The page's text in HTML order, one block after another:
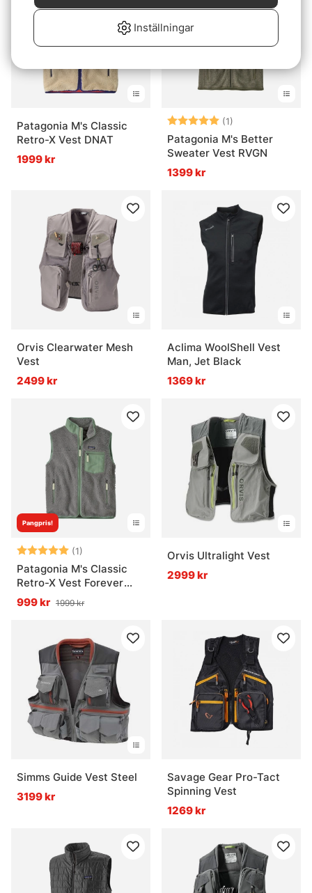
Patagonia M's Classic
Retro-X Vest DNAT
1999 kr
Betyg: (1)
Patagonia M's Better
Sweater Vest RVGN
1399 kr
Orvis Clearwater Mesh
Vest
2499 kr
Aclima WoolShell Vest
Man, Jet Black
1369 kr
Pangpris!
Betyg: (1)
5.0 utav 5 stjärnor
Patagonia M's Classic
Retro-X Vest Forever
Grey
999 kr 1999 kr
Orvis Ultralight Vest
2999 kr
Simms Guide Vest Steel
3199 kr
Savage Gear Pro-Tact
Spinning Vest
1269 kr
Inställningar